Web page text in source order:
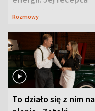
jest zaskakująco
Rozmowy
To działo się z nim na